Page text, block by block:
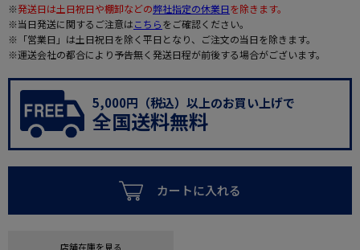
※発送日は土日祝日や棚卸などの弊社指定の休業日を除きます。
※当日発送に関するご注意はこちらをご確認ください。
※「営業日」は土日祝日を除く平日となり、ご注文の当日を除きます。
※運送会社の都合により予告無く発送日程が前後する場合がございます。
5,000円（税込）以上のお買い上げで
全国送料無料
カートに入れる
店舗在庫を見る